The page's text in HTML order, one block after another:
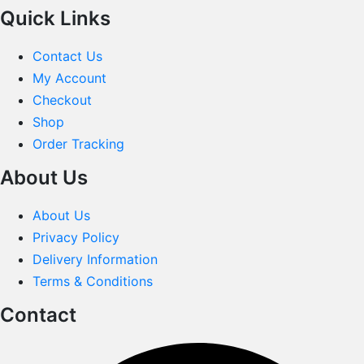
Quick Links
Contact Us
My Account
Checkout
Shop
Order Tracking
About Us
About Us
Privacy Policy
Delivery Information
Terms & Conditions
Contact